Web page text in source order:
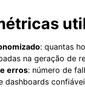
: quantas
na geração de
erros: número de
dashboards